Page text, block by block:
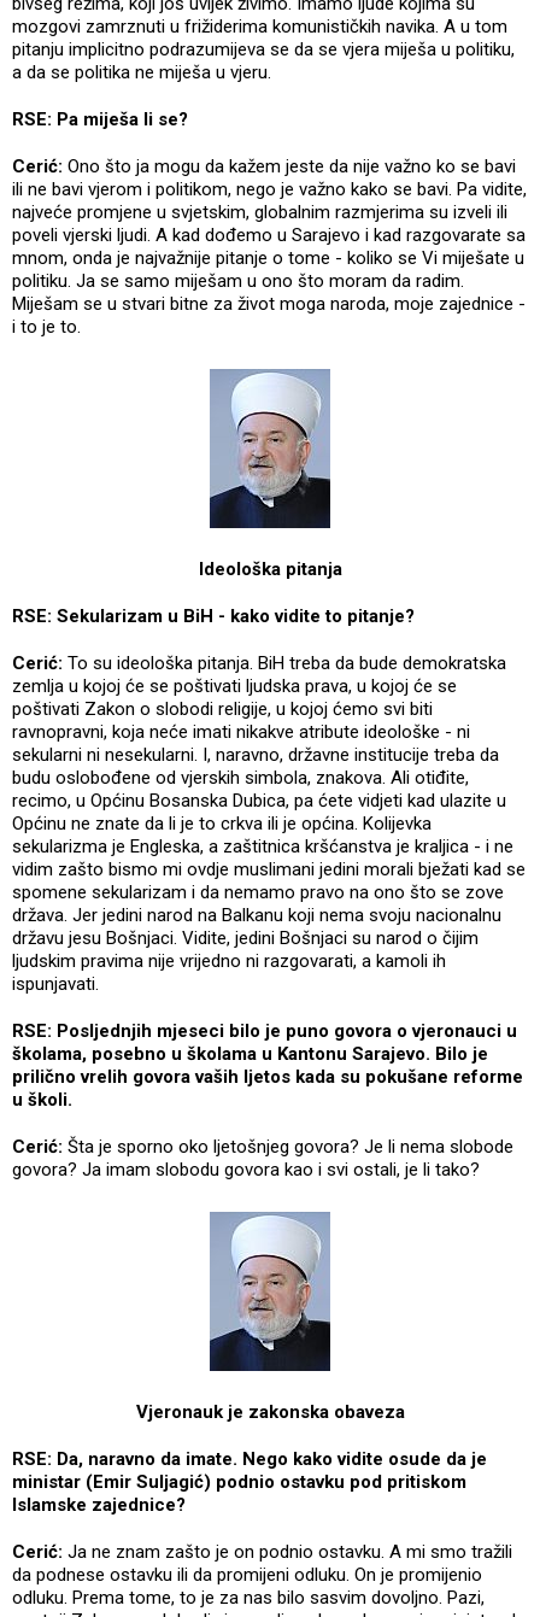
mozgovi zamrznuti u frižiderima komunističkih navika. A u tom
pitanju implicitno podrazumijeva se da se vjera miješa u politiku,
a da se politika ne miješa u vjeru.
RSE: Pa miješa li se?
Cerić: Ono što ja mogu da kažem jeste da nije važno ko se bavi
ili ne bavi vjerom i politikom, nego je važno kako se bavi. Pa vidite,
najveće promjene u svjetskim, globalnim razmjerima su izveli ili
poveli vjerski ljudi. A kad dođemo u Sarajevo i kad razgovarate sa
mnom, onda je najvažnije pitanje o tome - koliko se Vi miješate u
politiku. Ja se samo miješam u ono što moram da radim.
Miješam se u stvari bitne za život moga naroda, moje zajednice -
i to je to.
Ideološka pitanja
RSE: Sekularizam u BiH - kako vidite to pitanje?
Cerić: To su ideološka pitanja. BiH treba da bude demokratska
zemlja u kojoj će se poštivati ljudska prava, u kojoj će se
poštivati Zakon o slobodi religije, u kojoj ćemo svi biti
ravnopravni, koja neće imati nikakve atribute ideološke - ni
sekularni ni nesekularni. I, naravno, državne institucije treba da
budu oslobođene od vjerskih simbola, znakova. Ali otiđite,
recimo, u Općinu Bosanska Dubica, pa ćete vidjeti kad ulazite u
Općinu ne znate da li je to crkva ili je općina. Kolijevka
sekularizma je Engleska, a zaštitnica kršćanstva je kraljica - i ne
vidim zašto bismo mi ovdje muslimani jedini morali bježati kad se
spomene sekularizam i da nemamo pravo na ono što se zove
država. Jer jedini narod na Balkanu koji nema svoju nacionalnu
državu jesu Bošnjaci. Vidite, jedini Bošnjaci su narod o čijim
ljudskim pravima nije vrijedno ni razgovarati, a kamoli ih
ispunjavati.
RSE: Posljednjih mjeseci bilo je puno govora o vjeronauci u
školama, posebno u školama u Kantonu Sarajevo. Bilo je
prilično vrelih govora vaših ljetos kada su pokušane reforme
u školi.
Cerić: Šta je sporno oko ljetošnjeg govora? Je li nema slobode
govora? Ja imam slobodu govora kao i svi ostali, je li tako?
Vjeronauk je zakonska obaveza
RSE: Da, naravno da imate. Nego kako vidite osude da je
ministar (Emir Suljagić) podnio ostavku pod pritiskom
Islamske zajednice?
Cerić: Ja ne znam zašto je on podnio ostavku. A mi smo tražili
da podnese ostavku ili da promijeni odluku. On je promijenio
odluku. Prema tome, to je za nas bilo sasvim dovoljno. Pazi,